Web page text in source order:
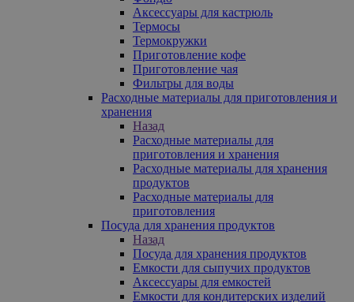
Аксессуары для кастрюль
Термосы
Термокружки
Приготовление кофе
Приготовление чая
Фильтры для воды
Расходные материалы для приготовления и
хранения
Назад
Расходные материалы для
приготовления и хранения
Расходные материалы для хранения
продуктов
Расходные материалы для
приготовления
Посуда для хранения продуктов
Назад
Посуда для хранения продуктов
Емкости для сыпучих продуктов
Аксессуары для емкостей
Емкости для кондитерских изделий